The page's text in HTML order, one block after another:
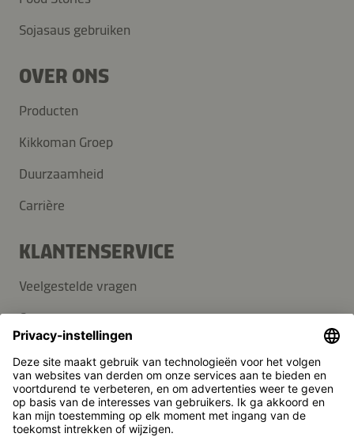
Sojasaus gebruiken
OVER ONS
Producten
Kikkoman Groep
Duurzaamheid
Carrière
KLANTENSERVICE
Veelgestelde vragen
Contact
Pers
Kikkoman is een geregistreerd handelsmerk van Kikkoman